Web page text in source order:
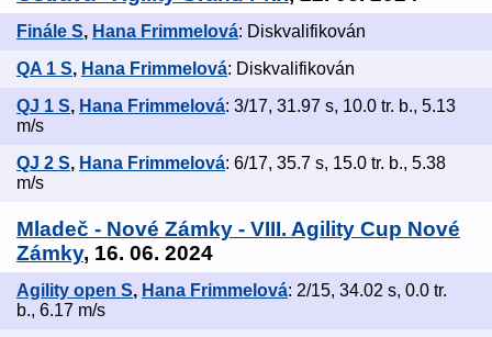
Finále S, Hana Frimmelová: Diskvalifikován
QA 1 S, Hana Frimmelová: Diskvalifikován
QJ 1 S, Hana Frimmelová: 3/17, 31.97 s, 10.0 tr. b., 5.13
m/s
QJ 2 S, Hana Frimmelová: 6/17, 35.7 s, 15.0 tr. b., 5.38
m/s
Mladeč - Nové Zámky - VIII. Agility Cup Nové
Zámky, 16. 06. 2024
Agility open S, Hana Frimmelová: 2/15, 34.02 s, 0.0 tr.
b., 6.17 m/s